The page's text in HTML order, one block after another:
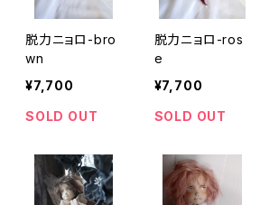
脱力ニョロ-bro
wn
¥7,700
SOLD OUT
脱力ニョロ-ros
e
¥7,700
SOLD OUT